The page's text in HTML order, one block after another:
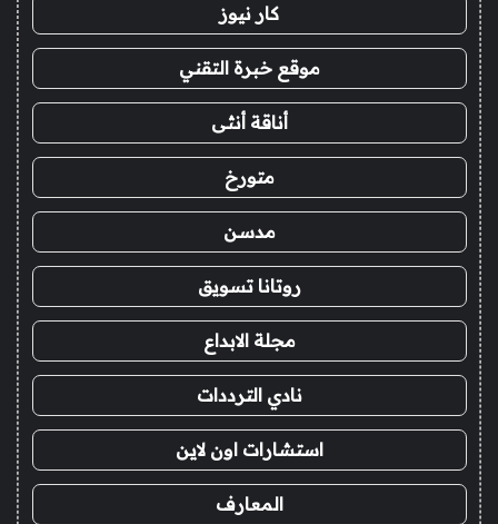
كار نيوز
موقع خبرة التقني
أناقة أنثى
متورخ
مدسن
روتانا تسويق
مجلة الابداع
نادي الترددات
استشارات اون لاين
المعارف